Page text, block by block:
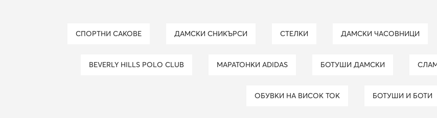
СПОРТНИ САКОВЕ ДАМСКИ СНИКЪРСИ СТЕЛКИ ДАМСКИ ЧАСОВНИЦИ
BEVERLY HILLS POLO CLUB МАРАТОНКИ ADIDAS БОТУШИ ДАМСКИ
ОБУВКИ НА ВИСОК ТОК БОТУШИ И БОТИ